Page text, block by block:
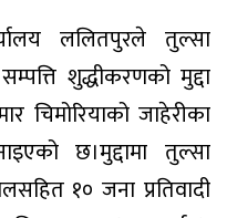
ललितपुरले तुल्सा
शुद्धीकरणको मुद्दा
चिमोरियाको जाहेरीका
छ।मुद्दामा तुल्सा
१० जना प्रतिवादी